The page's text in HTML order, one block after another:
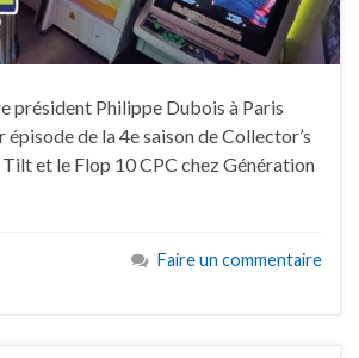
président Philippe Dubois à Paris
épisode de la 4e saison de Collector’s
et le Flop 10 CPC chez Génération
Faire un commentaire